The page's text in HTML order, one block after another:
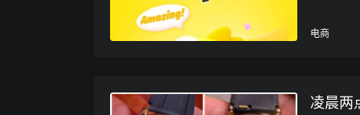
电商
凌晨两